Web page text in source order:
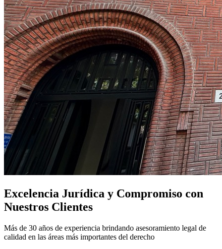
Excelencia Jurídica y Compromiso con
Nuestros Clientes
Más de 30 años de experiencia brindando asesoramiento legal de
calidad en las áreas más importantes del derecho